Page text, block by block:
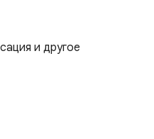
и другое